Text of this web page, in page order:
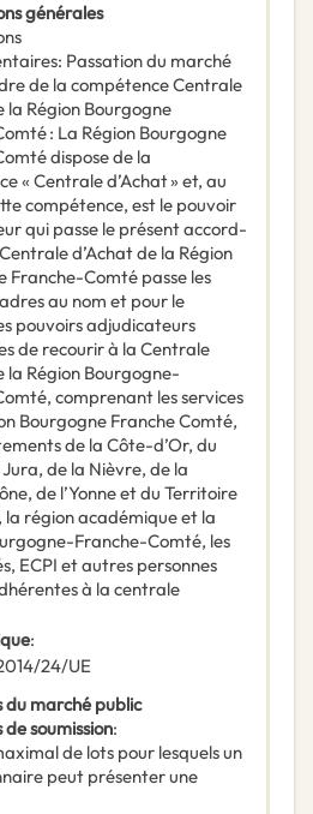
générales
: Passation du marché
de la compétence Centrale
la Région Bourgogne
: La Région Bourgogne
dispose de la
« Centrale d’Achat » et, au
compétence, est le pouvoir
qui passe le présent accord-
d’Achat de la Région
Franche-Comté passe les
au nom et pour le
pouvoirs adjudicateurs
de recourir à la Centrale
la Région Bourgogne-
comprenant les services
Bourgogne Franche Comté,
de la Côte-d’Or, du
de la Nièvre, de la
de l’Yonne et du Territoire
la région académique et la
Franche-Comté, les
ECPI et autres personnes
à la centrale
:
24/UE
du marché public
soumission:
de lots pour lesquels un
peut présenter une